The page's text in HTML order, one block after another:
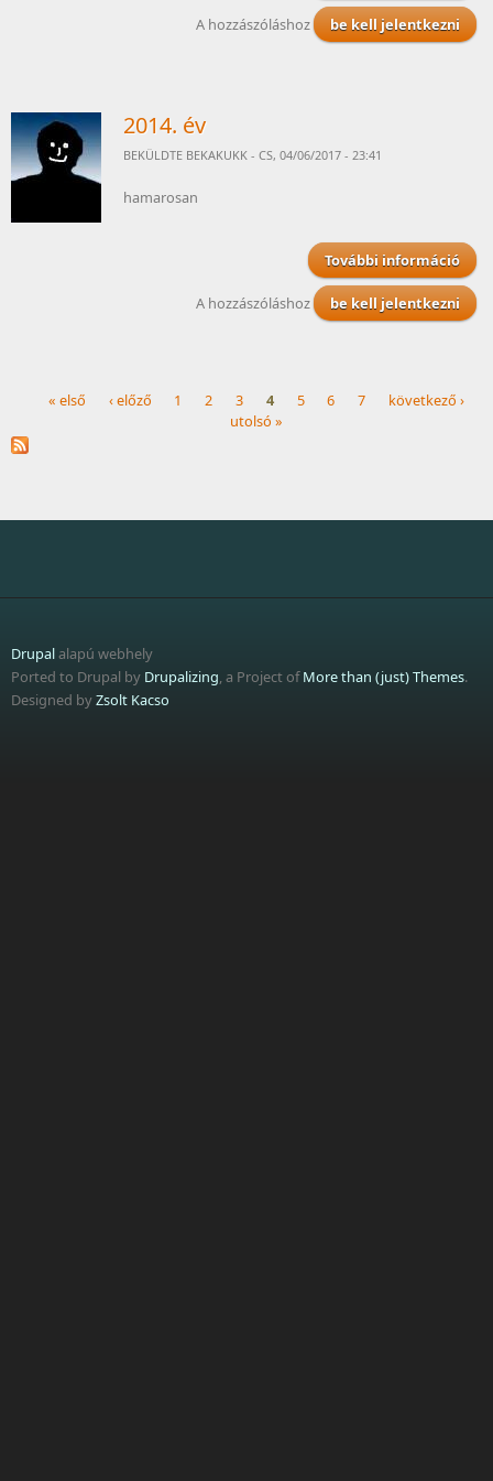
A hozzászóláshoz be kell jelentkezni
2014. év
BEKÜLDTE BEKAKUKK - CS, 04/06/2017 - 23:41
hamarosan
További információ
A hozzászóláshoz be kell jelentkezni
Oldalak
« első ‹ előző 1 2 3 4 5 6 7
következő ›
utolsó »
Drupalalapú webhely
Ported to Drupal by Drupalizing, a Project ofMore than (just) Themes.
Designed byZsolt Kacso